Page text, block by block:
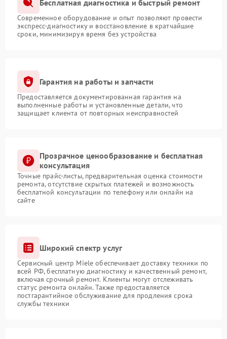
Бесплатная диагностика и быстрый ремонт
Современное оборудование и опыт позволяют провести
экспресс-диагностику и восстановление в кратчайшие
сроки, минимизируя время без устройства
Гарантия на работы и запчасти
Предоставляется документированная гарантия на
выполненные работы и установленные детали, что
защищает клиента от повторных неисправностей
Прозрачное ценообразование и бесплатная
консультация
Точные прайс-листы, предварительная оценка стоимости
ремонта, отсутствие скрытых платежей и возможность
бесплатной консультации по телефону или онлайн на
сайте
Широкий спектр услуг
Сервисный центр Miele обеспечивает доставку техники по
всей РФ, бесплатную диагностику и качественный ремонт,
включая срочный ремонт. Клиенты могут отслеживать
статус ремонта онлайн. Также предоставляется
постгарантийное обслуживание для продления срока
службы техники